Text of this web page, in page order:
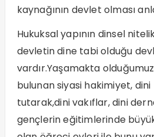
kaynağının devlet olması
Hukuksal yapının dinsel
devletin dine tabi olduğu
vardır.Yaşamakta
bulunan siyasi hakimiyet, dini
tutarak,dini vakıflar, dini
gençlerin eğitimlerinde